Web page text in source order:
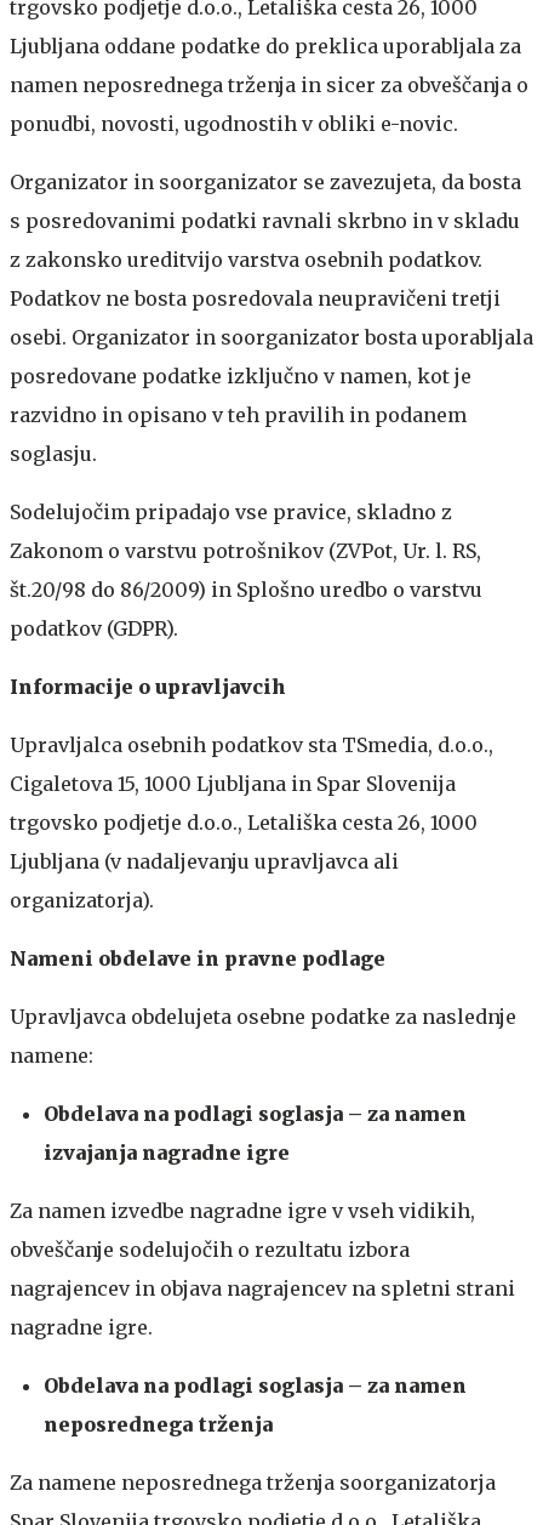
trgovsko podjetje d.o.o., Letališka cesta 26, 1000
Ljubljana oddane podatke do preklica uporabljala za
namen neposrednega trženja in sicer za obveščanja o
ponudbi, novosti, ugodnostih v obliki e-novic.
Organizator in soorganizator se zavezujeta, da bosta
s posredovanimi podatki ravnali skrbno in v skladu
z zakonsko ureditvijo varstva osebnih podatkov.
Podatkov ne bosta posredovala neupravičeni tretji
osebi. Organizator in soorganizator bosta uporabljala
posredovane podatke izključno v namen, kot je
razvidno in opisano v teh pravilih in podanem
soglasju.
Sodelujočim pripadajo vse pravice, skladno z
Zakonom o varstvu potrošnikov (ZVPot, Ur. l. RS,
št.20/98 do 86/2009) in Splošno uredbo o varstvu
podatkov (GDPR).
Informacije o upravljavcih
Upravljalca osebnih podatkov sta TSmedia, d.o.o.,
Cigaletova 15, 1000 Ljubljana in Spar Slovenija
trgovsko podjetje d.o.o., Letališka cesta 26, 1000
Ljubljana (v nadaljevanju upravljavca ali
organizatorja).
Nameni obdelave in pravne podlage
Upravljavca obdelujeta osebne podatke za naslednje
namene:
Obdelava na podlagi soglasja – za namen
izvajanja nagradne igre
Za namen izvedbe nagradne igre v vseh vidikih,
obveščanje sodelujočih o rezultatu izbora
nagrajencev in objava nagrajencev na spletni strani
nagradne igre.
Obdelava na podlagi soglasja – za namen
neposrednega trženja
Za namene neposrednega trženja soorganizatorja